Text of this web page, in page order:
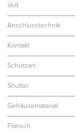
Volt
Anschlusstechnik
Kontakt
Schutzart
Shutter
Gehäusematerial
Flansch